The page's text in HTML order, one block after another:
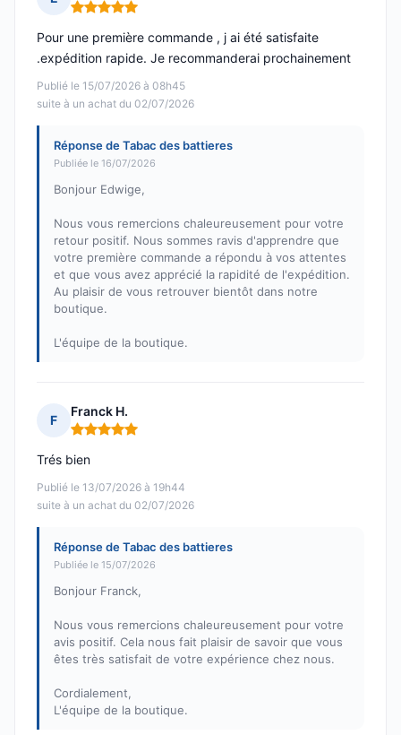
Note : 5 sur 5
Publié le 15/07/2026 à 08h45
suite à un achat du 02/07/2026
Pour une première commande , j ai été satisfaite
.expédition rapide. Je recommanderai prochainement
Réponse de Tabac des battieres
Publiée le 16/07/2026
Bonjour Edwige,
Nous vous remercions chaleureusement pour votre
retour positif. Nous sommes ravis d'apprendre que
votre première commande a répondu à vos attentes
et que vous avez apprécié la rapidité de l'expédition.
Au plaisir de vous retrouver bientôt dans notre
boutique.
L'équipe de la boutique.
F
Franck H.
Note : 5 sur 5
Publié le 13/07/2026 à 19h44
suite à un achat du 02/07/2026
Trés bien
Réponse de Tabac des battieres
Publiée le 15/07/2026
Bonjour Franck,
Nous vous remercions chaleureusement pour votre
avis positif. Cela nous fait plaisir de savoir que vous
êtes très satisfait de votre expérience chez nous.
Cordialement,
L'équipe de la boutique.